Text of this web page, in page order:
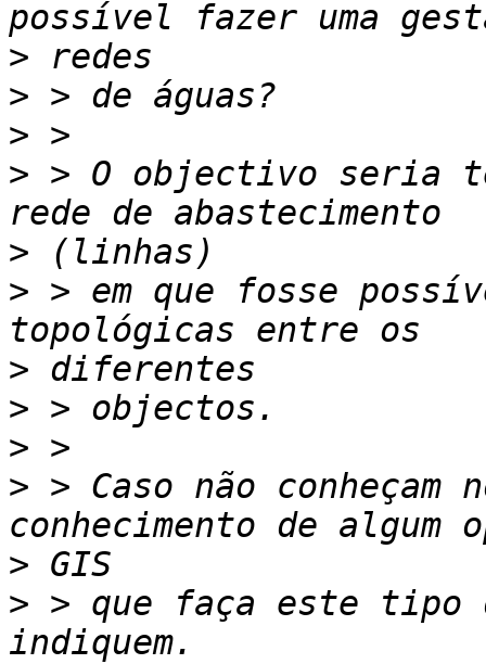
>
>
>
> > O objectivo seria
>
> > em que fosse
>
>
>
> > Caso não conheçam
>
> > que faça este tipo